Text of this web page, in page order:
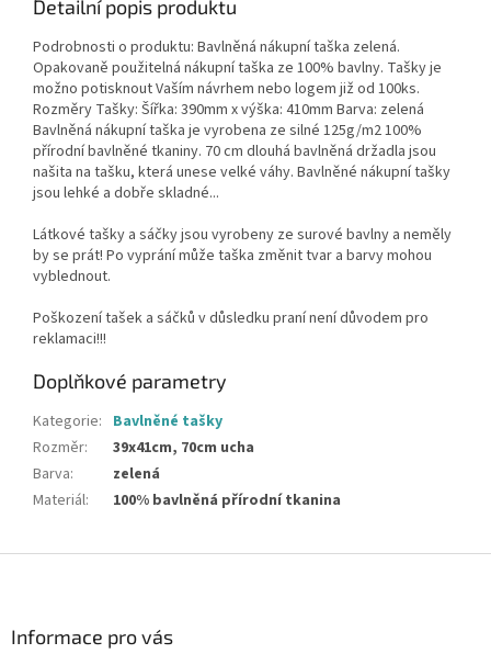
Detailní popis produktu
Podrobnosti o produktu: Bavlněná nákupní taška zelená.
Opakovaně použitelná nákupní taška ze 100% bavlny. Tašky je
možno potisknout Vaším návrhem nebo logem již od 100ks.
Rozměry Tašky: Šířka: 390mm x výška: 410mm Barva: zelená
Bavlněná nákupní taška je vyrobena ze silné 125g/m2 100%
přírodní bavlněné tkaniny. 70 cm dlouhá bavlněná držadla jsou
našita na tašku, která unese velké váhy. Bavlněné nákupní tašky
jsou lehké a dobře skladné...
Látkové tašky a sáčky jsou vyrobeny ze surové bavlny a neměly
by se prát! Po vyprání může taška změnit tvar a barvy mohou
vyblednout.
Poškození tašek a sáčků v důsledku praní není důvodem pro
reklamaci!!!
Doplňkové parametry
Kategorie: Bavlněné tašky
Rozměr:
39x41cm, 70cm ucha
Barva:
zelená
Materiál: 100% bavlněná přírodní tkanina
Informace pro vás